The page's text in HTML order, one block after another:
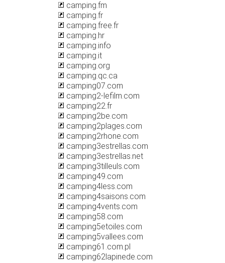
camping.fm
camping.fr
camping.free.fr
camping.hr
camping.info
camping.it
camping.org
camping.qc.ca
camping07.com
camping2-lefilm.com
camping22.fr
camping2be.com
camping2plages.com
camping2rhone.com
camping3estrellas.com
camping3estrellas.net
camping3tilleuls.com
camping49.com
camping4less.com
camping4saisons.com
camping4vents.com
camping58.com
camping5etoiles.com
camping5vallees.com
camping61.com.pl
camping62lapinede.com